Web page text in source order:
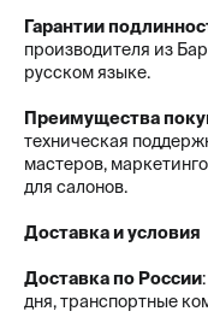
Гарантии
производителя из
русском языке.
Преимущества
техническая
мастеров,
для салонов.
Доставка и условия
Доставка по России
дня, транспортные